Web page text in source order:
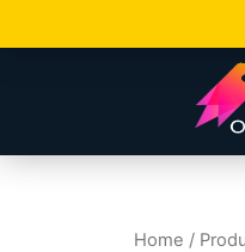
Home /